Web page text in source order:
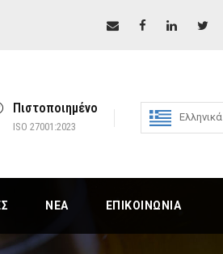
Πιστοποιημένο
ISO 27001:2023
Ελληνικά
ΝΈΑ ΕΠΙΚΟΙΝΩΝΊΑ